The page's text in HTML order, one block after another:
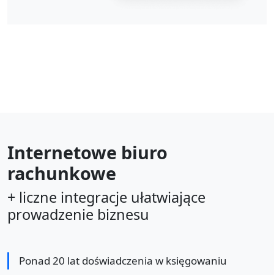
Internetowe biuro
rachunkowe
+ liczne integracje ułatwiające
prowadzenie biznesu
Ponad 20 lat doświadczenia w księgowaniu